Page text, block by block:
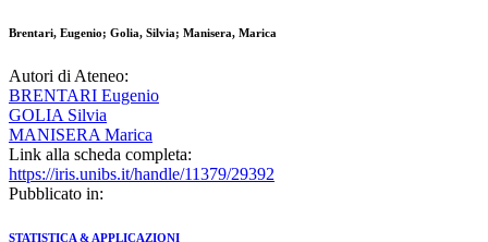
Brentari, Eugenio; Golia, Silvia; Manisera, Marica
Autori di Ateneo:
BRENTARI Eugenio
GOLIA Silvia
MANISERA Marica
Link alla scheda completa:
https://iris.unibs.it/handle/11379/29392
Pubblicato in:
STATISTICA & APPLICAZIONI